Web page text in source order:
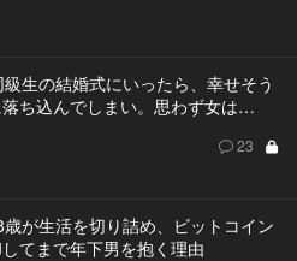
生の結婚式にいったら、幸せそう
ち込んでしまい。思わず女は…
23
が生活を切り詰め、ビットコイン
てまで年下男を抱く理由